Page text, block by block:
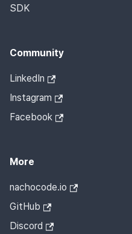
SDK
Community
LinkedIn
Instagram
Facebook
More
nachocode.io
GitHub
Discord